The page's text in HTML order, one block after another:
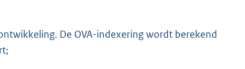
De OVA-indexering wordt berekend